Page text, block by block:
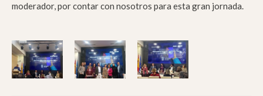
moderador, por contar con nosotros para esta gran jornada.